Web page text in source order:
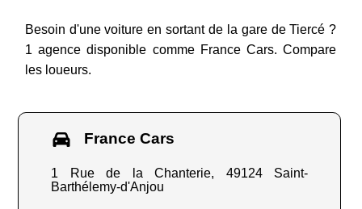
Besoin d'une voiture en sortant de la gare de Tiercé ?
1 agence disponible comme France Cars. Compare
les loueurs.
France Cars
1 Rue de la Chanterie, 49124 Saint-
Barthélemy-d'Anjou